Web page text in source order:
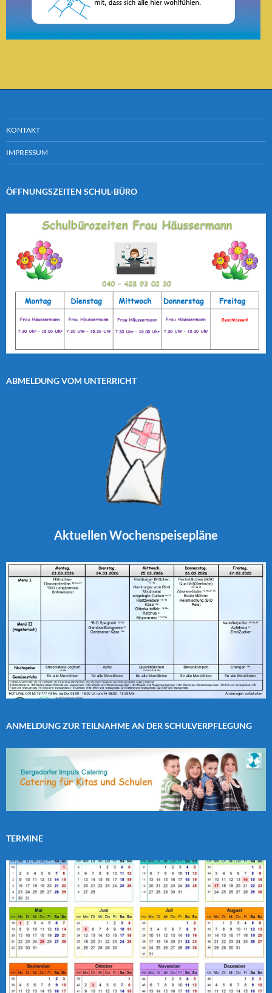
KONTAKT
IMPRESSUM
ÖFFNUNGSZEITEN SCHUL-BÜRO
ABMELDUNG VOM UNTERRICHT
AktuellenWochenspeisepläne
ANMELDUNG ZUR TEILNAHME AN DER SCHULVERPFLEGUNG
TERMINE